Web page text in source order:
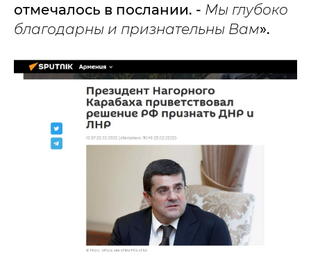
отмечалось в послании. - Мы глубоко
благодарны и признательны Вам».